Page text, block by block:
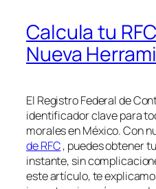
Calcula tu
Nueva
El Registro Federal de
identificador clave para
morales en México. Con
de RFC, puedes obtener
instante, sin
este artículo, te